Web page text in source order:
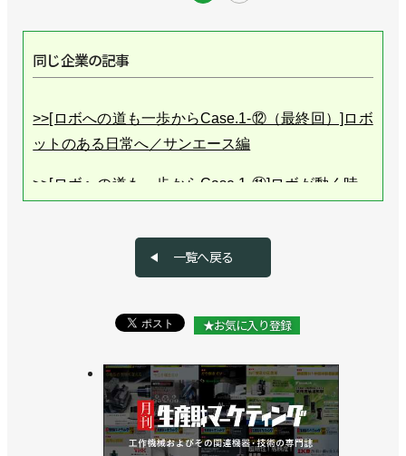
同じ企業の記事
>>[ロボへの道も一歩からCase.1-⑫（最終回）]ロボ
ットのある日常へ／サンエース編
>>[ロボへの道も一歩からCase.1-⑪]ロボが動く時…
>>[ロボへの道も一歩からCase.1-⑩]まずは一通りで
きるように！／サンエース編
>>[ロボへの道も一歩からCase.1-⑨]作業の選択と集
>>[ロボへの道も一歩からCase.1-⑧]立ちはだかる干
渉の壁／サンエース編
>>[ロボへの道も一歩からCase.1-⑦]ロボ、ついに降
一覧へ戻る
★お気に入り登録